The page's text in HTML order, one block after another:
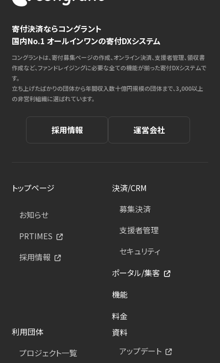
寄付決済ならコングラント
国内No.1 オールインワンの寄付DXシステム
コングラントは、寄付募集ページの作成、オンライン決済、支援者管理、領収書
作成など、ファンドレイジングに必要な全ての機能が揃った寄付DXシステムで
す。
立ち上げたばかりの団体から年間収入数十億円規模の団体まで、3,000以上
の非営利組織に選ばれています。
採用情報 運営会社
トップページ
お知らせ
PRTIMES
採用情報
決済/CRM
募集決済
支援者管理
セキュリティ
ポータル/集客
機能
料金
利用団体
プロジェクト一覧
資料
アップデート